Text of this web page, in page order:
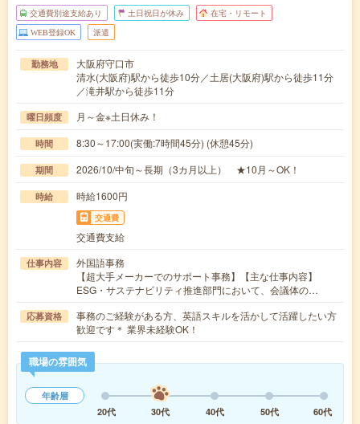
交通費別途支給あり 土日祝日が休み 在宅・リモート
WEB登録OK 派遣
勤務地
大阪府守口市
清水(大阪府)駅から徒歩10分／土居(大阪府)駅から徒歩11分
／滝井駅から徒歩11分
曜日頻度 月～金※土日休み！
時間 8:30～17:00(実働:7時間45分) (休憩45分)
期間 2026/10/中旬～長期（3カ月以上） ★10月～OK！
時給 時給1600円
交通費
交通費支給
仕事内容
外国語事務
【超大手メーカーでのサポート事務】【主な仕事内容】
ESG・サステナビリティ推進部門において、会議体の…
応募資格
事務のご経験がある方、英語スキルを活かして活躍したい方
歓迎です＊ 業界未経験OK！
職場の雰囲気
年齢層
20代
30代 40代 50代 60代